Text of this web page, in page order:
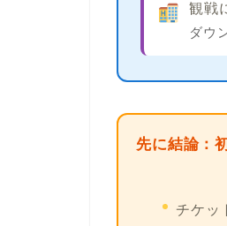
観戦
ダウ
先に結論：
チケッ